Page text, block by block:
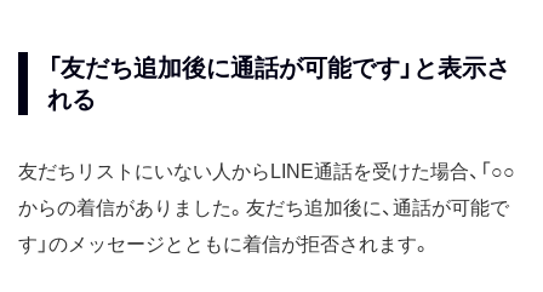
「友だち追加後に通話が可能です」と表示さ
れる
友だちリストにいない人からLINE通話を受けた場合、「○○
からの着信がありました。友だち追加後に、通話が可能で
す」のメッセージとともに着信が拒否されます。